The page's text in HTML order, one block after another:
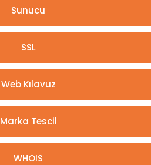
Sunucu
SSL
Web Kılavuz
Marka Tescil
WHOIS